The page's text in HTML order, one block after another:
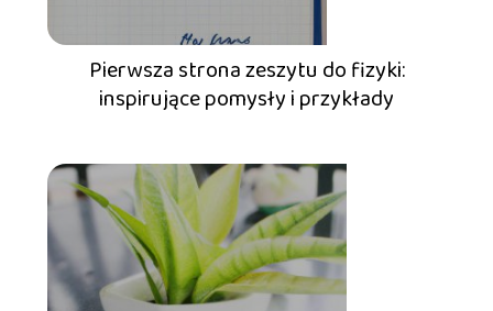
Pierwsza strona zeszytu do fizyki:
inspirujące pomysły i przykłady